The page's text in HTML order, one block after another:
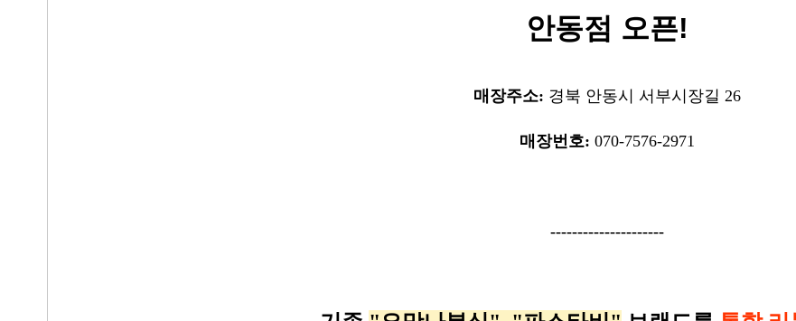
안동점 오픈!
매장주소: 경북 안동시 서부시장길 26
매장번호: 070-7576-2971
---------------------